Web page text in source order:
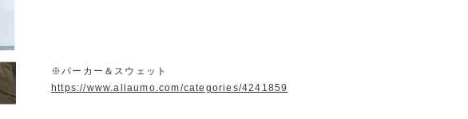
※パーカー＆スウェット
https://www.allaumo.com/categories/4241859